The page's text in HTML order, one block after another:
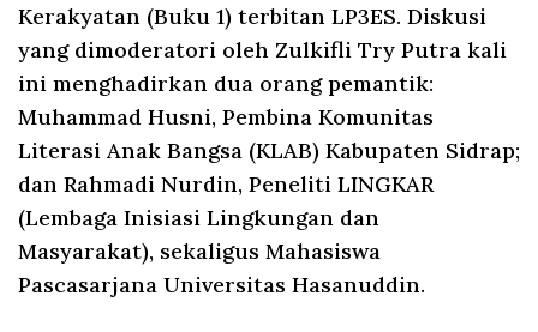
Kerakyatan (Buku 1) terbitan LP3ES. Diskusi
yang dimoderatori oleh Zulkifli Try Putra kali
ini menghadirkan dua orang pemantik:
Muhammad Husni, Pembina Komunitas
Literasi Anak Bangsa (KLAB) Kabupaten Sidrap;
dan Rahmadi Nurdin, Peneliti LINGKAR
(Lembaga Inisiasi Lingkungan dan
Masyarakat), sekaligus Mahasiswa
Pascasarjana Universitas Hasanuddin.